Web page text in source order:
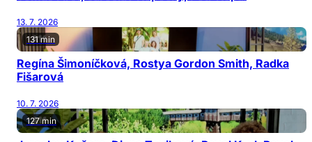
13. 7. 2026
131 min
Regína Šimoníčková, Rostya Gordon Smith, Radka
Fišarová
10. 7. 2026
127 min